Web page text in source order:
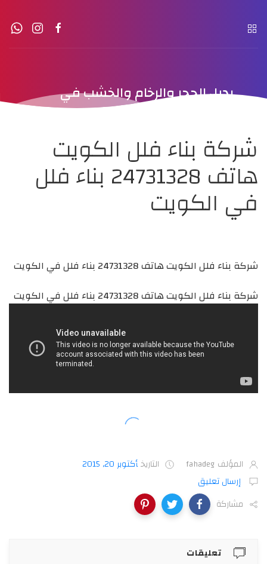
بديل الحجر والرخام والخشب في
شركة بناء فلل الكويت
هاتف 24731328 بناء فلل
في الكويت
شركة بناء فلل الكويت هاتف 24731328 بناء فلل في الكويت
شركة بناء فلل الكويت هاتف 24731328 بناء فلل في الكويت
المؤلف fahadeg التاريخأكتوبر 20, 2015
إرسال تعليق
مشاركة
تعليقات